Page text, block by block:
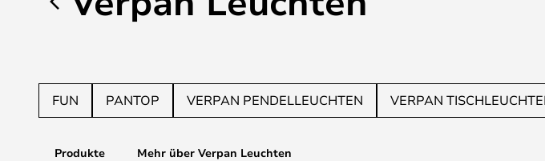
FUN PANTOP VERPAN PENDELLEUCHTEN VERPAN
Produkte Mehr über Verpan Leuchten